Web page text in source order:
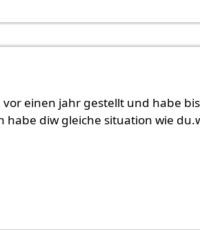
einen jahr gestellt und habe bis
diw gleiche situation wie